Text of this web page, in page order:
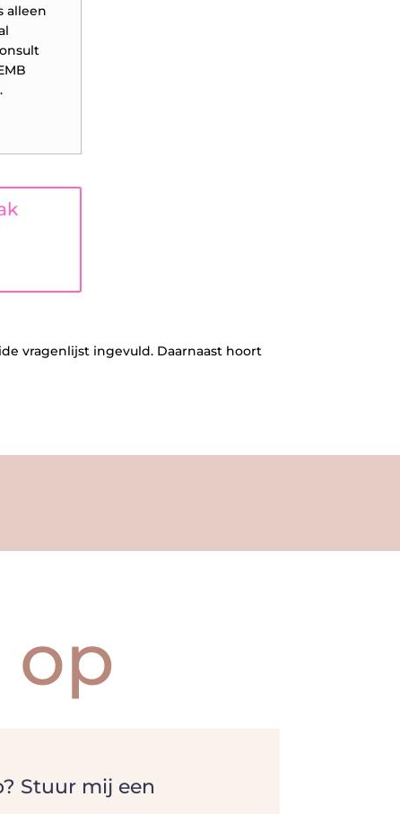
alleen
vragenlijst ingevuld. Daarnaast hoort
op
Stuur mij een